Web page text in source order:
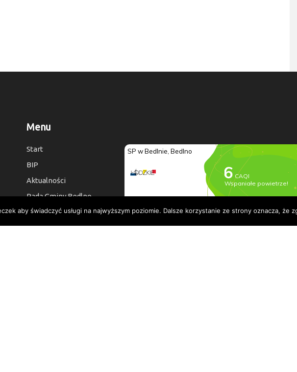
Menu
Start
BIP
Aktualności
Rada Gminy Bedlno
Kontakt
Deklaracja dostępności
aby świadczyć usługi na najwyższym poziomie. Dalsze korzystanie ze strony oznacza, że